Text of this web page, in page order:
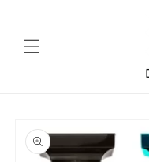
despre
produs